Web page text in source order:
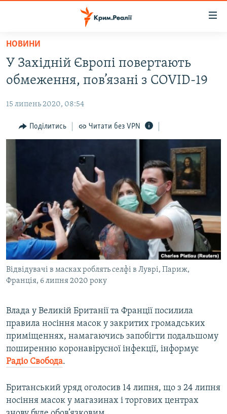
Перейти
основного
матеріалу
до
навігації
Перейти
ВОДА.КРИМ
ПОЛІТИКА
БЛОГИ
СПЕЦПРОЕКТИ
ДЕПОРТАЦІЯ
ВІДЕОУРОКИ «ELIFBE»
СВІДЧЕННЯ ОКУПАЦІЇ
УКРАЇНСЬКА ПРОБЛЕМА КРИМУ
ЯК ОБІЙТИ БЛОКУВАННЯ
Русский
Qırımtatar
Усі сайти RFE/RL
НОВИНИ
У Західній Європі повертають
обмеження, пов’язані з COVID-19
15 липень 2020, 08:54
Поділитись Читати без VPN
Відвідувачі в масках роблять селфі в Луврі, Париж,
Франція, 6 липня 2020 року
Влада у Великій Британії та Франції посилила
правила носіння масок у закритих громадських
приміщеннях, намагаючись запобігти подальшому
поширенню коронавірусної інфекції, інформує
Радіо Свобода.
Британський уряд оголосив 14 липня, що з 24 липня
носіння масок у магазинах і торгових центрах